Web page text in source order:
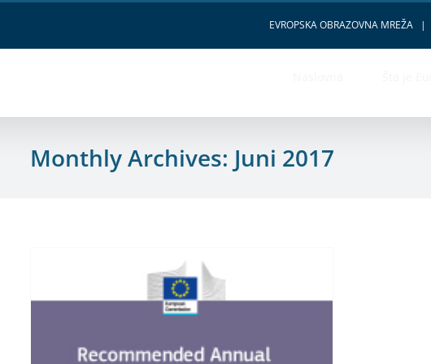
EVROPSKA OBRAZOVNA MREŽA |
Monthly Archives: Juni 2017